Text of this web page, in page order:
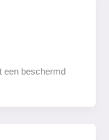
een beschermd